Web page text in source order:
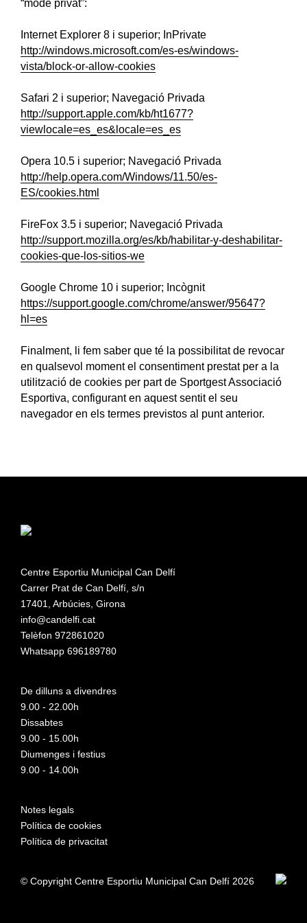
“mode privat”:
Internet Explorer 8 i superior; InPrivate
http://windows.microsoft.com/es-es/windows-
vista/block-or-allow-cookies
Safari 2 i superior; Navegació Privada
http://support.apple.com/kb/ht1677?
viewlocale=es_es&locale=es_es
Opera 10.5 i superior; Navegació Privada
http://help.opera.com/Windows/11.50/es-
ES/cookies.html
FireFox 3.5 i superior; Navegació Privada
http://support.mozilla.org/es/kb/habilitar-y-deshabilitar-
cookies-que-los-sitios-we
Google Chrome 10 i superior; Incògnit
https://support.google.com/chrome/answer/95647?
hl=es
Finalment, li fem saber que té la possibilitat de revocar
en qualsevol moment el consentiment prestat per a la
utilització de cookies per part de Sportgest Associació
Esportiva, configurant en aquest sentit el seu
navegador en els termes previstos al punt anterior.
Centre Esportiu Municipal Can Delfí
Carrer Prat de Can Delfí, s/n
17401, Arbúcies, Girona
info@candelfi.cat
Telèfon 972861020
Whatsapp 696189780
De dilluns a divendres
9.00 - 22.00h
Dissabtes
9.00 - 15.00h
Diumenges i festius
9.00 - 14.00h
Notes legals
Política de cookies
Política de privacitat
© Copyright Centre Esportiu Municipal Can Delfí 2026